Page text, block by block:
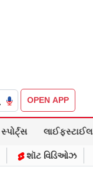
OPEN APP
સ્પોર્ટ્સ લાઈફસ્ટાઈલ
શૉટ વિડિઓઝ